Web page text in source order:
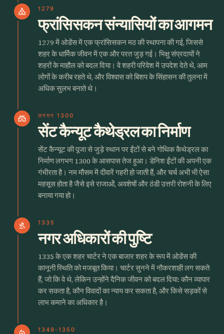
church 1279
फ्रांसिसकन संन्यासियों का आगमन
1279 में ओडेंस में एक फ्रांसिसकन मठ की स्थापना की गई, जिससे
शहर के धार्मिक जीवन में एक और परत जुड़ गई। भिक्षु संप्रदायों ने
शहरों के माहौल को बदल दिया। वे शहरी परिवेश में उपदेश देते थे, आम
लोगों के करीब रहते थे, और विश्वास को बिशप के सिंहासन की तुलना में
अधिक सुलभ बनाते थे।
castle लगभग 1300
सेंट कैन्यूट कैथेड्रल का निर्माण
सेंट कैन्यूट की पूजा से जुड़े स्थान पर ईंटों से बने गोथिक कैथेड्रल का
निर्माण लगभग 1300 के आसपास तेज हुआ। डेनिश ईंटों की अपनी एक
गंभीरता है। नम मौसम में दीवारें गहरी हो जाती हैं, और चर्च अभी भी ऐसा
महसूस होता है जैसे इसे राजाओं, अवशेषों और ठंडी उत्तरी रोशनी के लिए
बनाया गया हो।
gavel 1335
नगर अधिकारों की पुष्टि
1335 के एक शहर चार्टर ने एक बाजार शहर के रूप में ओडेंस की
कानूनी स्थिति को मजबूत किया। चार्टर सुनने में नौकरशाही लग सकते
हैं, जो कि वे थे, लेकिन उन्होंने दैनिक जीवन को बदल दिया: कौन व्यापार
कर सकता है, कौन विवादों का न्याय कर सकता है, और किसे सड़कों से
लाभ कमाने का अधिकार है।
1349-1350